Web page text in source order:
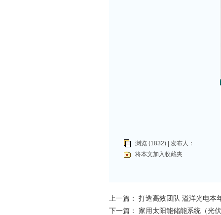
浏览 (1832) | 发布人：
将本文加入收藏夹
上一篇： 打造高效团队 溢洋光电本
下一篇： 家用太阳能储能系统（光